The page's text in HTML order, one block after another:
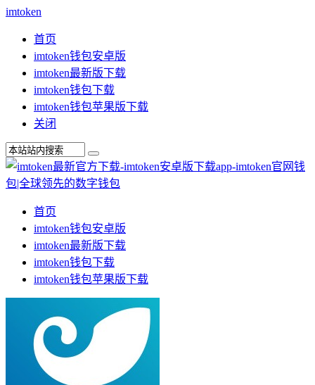
imtoken
首页
imtoken钱包安卓版
imtoken最新版下载
imtoken钱包下载
imtoken钱包苹果版下载
关闭
首页
imtoken钱包安卓版
imtoken最新版下载
imtoken钱包下载
imtoken钱包苹果版下载